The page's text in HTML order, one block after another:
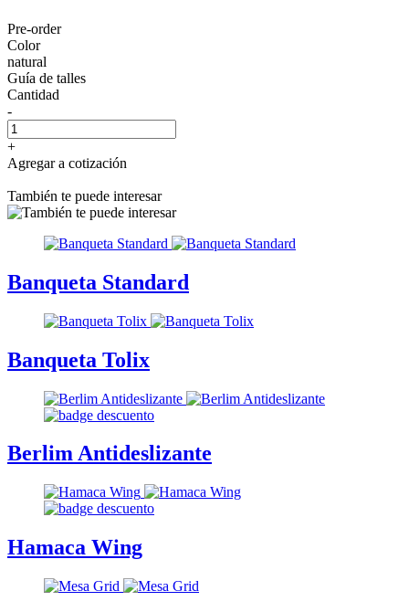
Pre-order
Color
natural
Guía de talles
Cantidad
-
+
Agregar a cotización
También te puede interesar
Banqueta Standard
Banqueta Tolix
Berlim Antideslizante
Hamaca Wing